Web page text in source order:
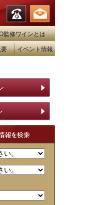
監修ワインとは
イベント情報